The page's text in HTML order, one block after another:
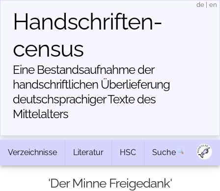
Handschriften­
census
Eine Bestandsaufnahme der
handschriftlichen Über­lieferung
deutschsprachiger Texte des
Mittelalters
de en
Verzeichnisse Literatur HSC Suche
'Der Minne Freigedank'